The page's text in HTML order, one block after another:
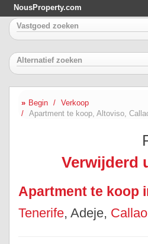
NousProperty.com
Vastgoed zoeken
Alternatief zoeken
Begin
Verkoop
Apartment te koop, Altoviso,
Verwijderd
Apartment te koop
Tenerife, Adeje,